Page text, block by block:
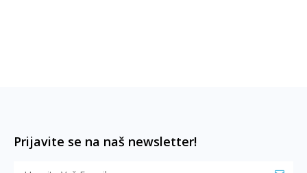
Prijavite se na naš newsletter!